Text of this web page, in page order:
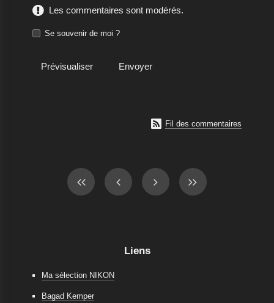
Les commentaires sont modérés.
Se souvenir de moi ?
 Fil des commentaires
Liens
Ma sélection NIKON
Bagad Kemper